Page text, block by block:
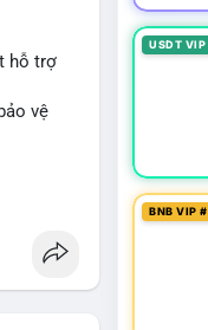
hỗ trợ
vệ
USDT
BNB VIP